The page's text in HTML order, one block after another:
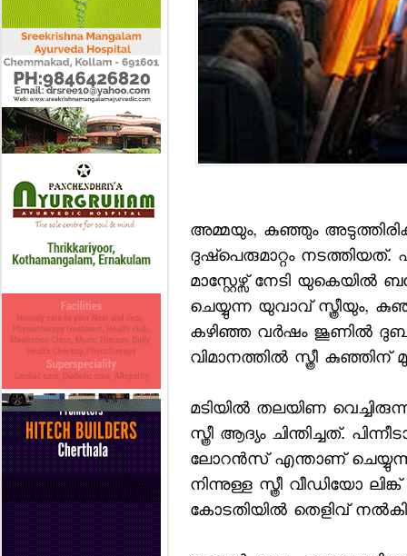
അമ്മയും, കുഞ്ഞും
ദുഷ്പെരുമാറ്റം
മാസ്റ്റേഴ്സ് നേടി യുകെയില്‍
ചെയ്യുന്ന യുവാവ് സ്ത്രീയും,
കഴിഞ്ഞ വര്‍ഷം ജൂണില്‍
വിമാനത്തില്‍ സ്ത്രീ
മടിയില്‍ തലയിണ
സ്ത്രീ ആദ്യം ചിന്തിച്ചത്.
ലോറന്‍സ് എന്താണ്
നിന്നുള്ള സ്ത്രീ വീഡിയോ
കോടതിയില്‍ തെളിവ്